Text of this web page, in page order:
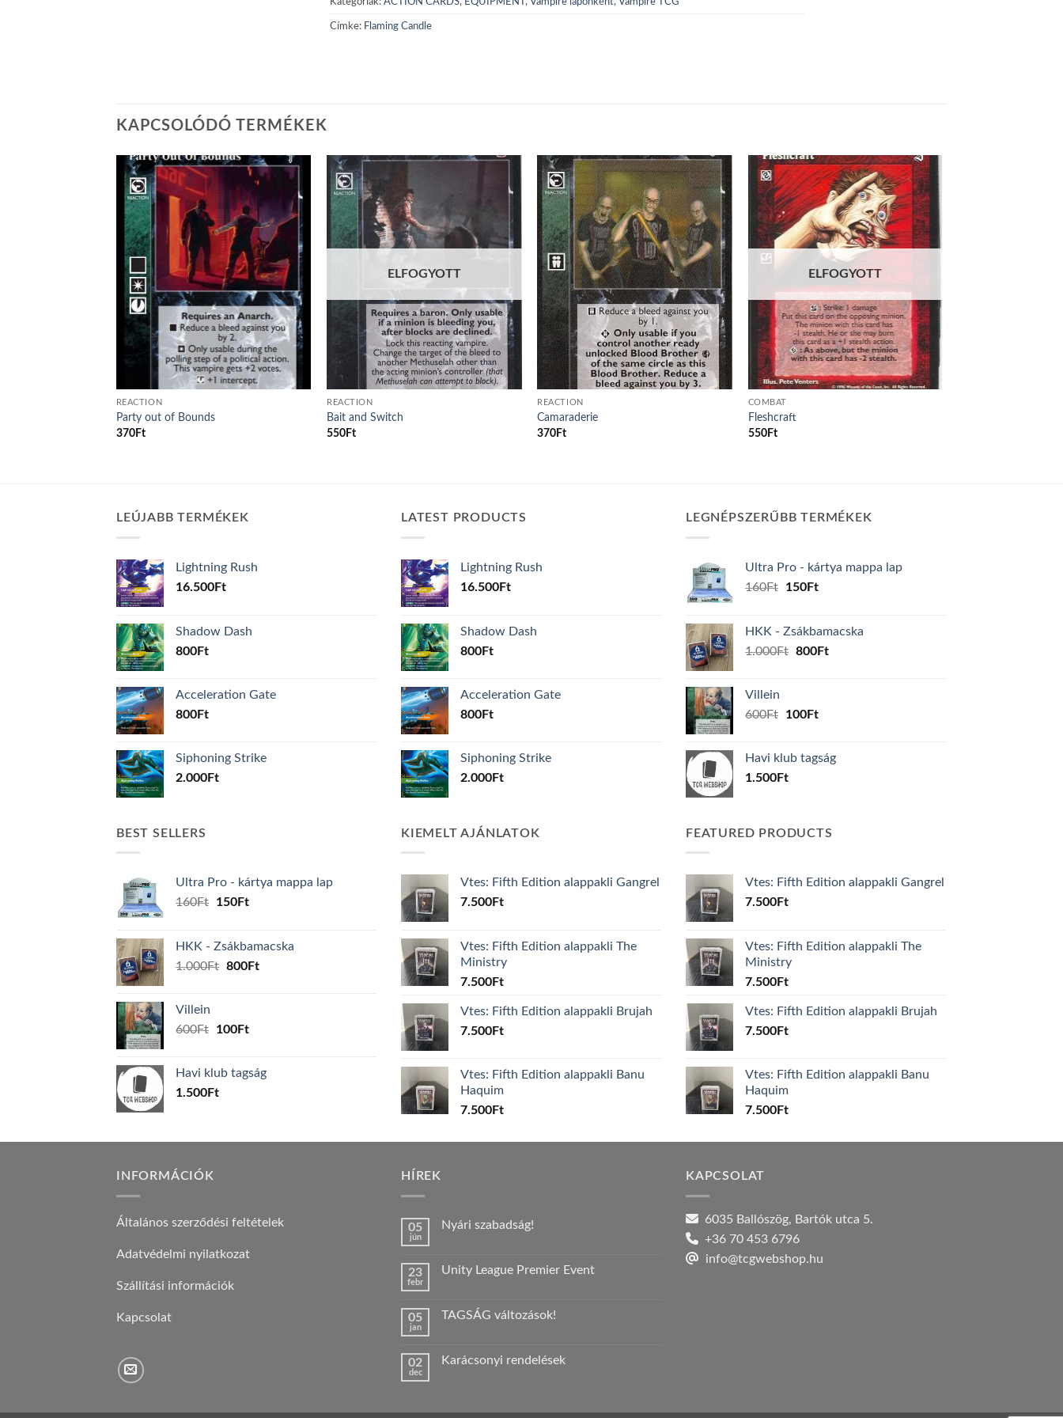
Címke: Flaming Candle
KAPCSOLÓDÓ TERMÉKEK
Add to
wishlist
REACTION
Party out of Bounds
370Ft
ELFOGYOTT
REACTION
Bait and Switch
550 Ft
Add to
wishlist
REACTION
Camaraderie
370 Ft
Add to
wishlist
ELFOGYOTT
COMBAT
Fleshcraft
550Ft
LEÚJABB TERMÉKEK
Lightning Rush
16.500Ft
Shadow Dash
800Ft
Acceleration Gate
800Ft
Siphoning Strike
2.000Ft
LATEST PRODUCTS
Lightning Rush
16.500Ft
Shadow Dash
800Ft
Acceleration Gate
800Ft
Siphoning Strike
2.000Ft
LEGNÉPSZERŰBB TERMÉKEK
Ultra Pro - kártya mappa lap
160Ft
Original
160Ft.
150FtCurrent
150Ft.
HKK - Zsákbamacska
1.000Ft Original
800FtCurrent
Villein
600Ft
Original
600Ft.
100FtCurrent
100Ft.
Havi klub tagság
1.500Ft
BEST SELLERS
Ultra Pro - kártya mappa lap
160Ft
Original
160Ft.
150FtCurrent
150Ft.
HKK - Zsákbamacska
1.000Ft Original
800FtCurrent
Villein
600Ft
Original
600Ft.
100FtCurrent
100Ft.
Havi klub tagság
1.500Ft
KIEMELT AJÁNLATOK
Vtes: Fifth Edition alappakli Gangrel
7.500Ft
Vtes: Fifth Edition alappakli The
Ministry
7.500Ft
Vtes: Fifth Edition alappakli Brujah
7.500Ft
Vtes: Fifth Edition alappakli Banu
Haquim
7.500Ft
FEATURED PRODUCTS
Vtes: Fifth Edition alappakli Gangrel
7.500Ft
Vtes: Fifth Edition alappakli The
Ministry
7.500Ft
Vtes: Fifth Edition alappakli Brujah
7.500Ft
Vtes: Fifth Edition alappakli Banu
Haquim
7.500Ft
INFORMÁCIÓK
Általános szerződési feltételek
Adatvédelmi nyilatkozat
Szállítási információk
Kapcsolat
HÍREK
05
jún
Nyári szabadság!
Nyári
23
febr
Unity League Premier Event
Unity
bejegyzéshez
05
jan
TAGSÁG változások!
TAGSÁG
02
dec
Karácsonyi rendelések
KAPCSOLAT
6035 Ballószög, Bartók utca 5.
+36 70 453 6796
info@tcgwebshop.hu